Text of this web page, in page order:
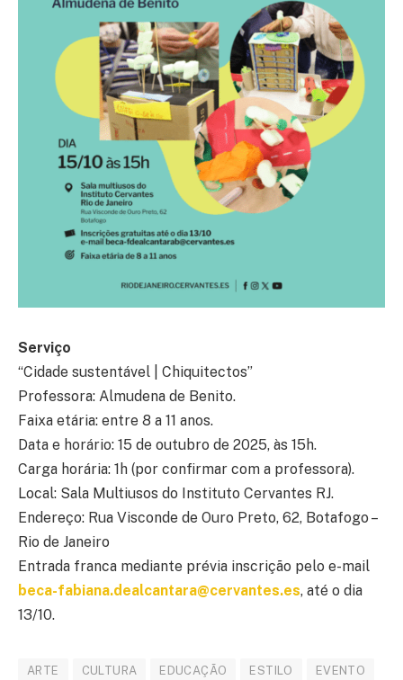
Serviço
“Cidade sustentável | Chiquitectos”
Professora: Almudena de Benito.
Faixa etária: entre 8 a 11 anos.
Data e horário: 15 de outubro de 2025, às 15h.
Carga horária: 1h (por confirmar com a professora).
Local: Sala Multiusos do Instituto Cervantes RJ.
Endereço: Rua Visconde de Ouro Preto, 62, Botafogo –
Rio de Janeiro
Entrada franca mediante prévia inscrição pelo e-mail
beca-fabiana.dealcantara@cervantes.es, até o dia
13/10.
ARTE CULTURA EDUCAÇÃO ESTILO EVENTO